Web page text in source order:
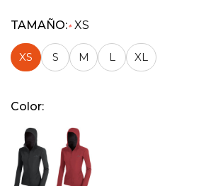
TAMAÑO:* XS
XS S M L XL
Color: